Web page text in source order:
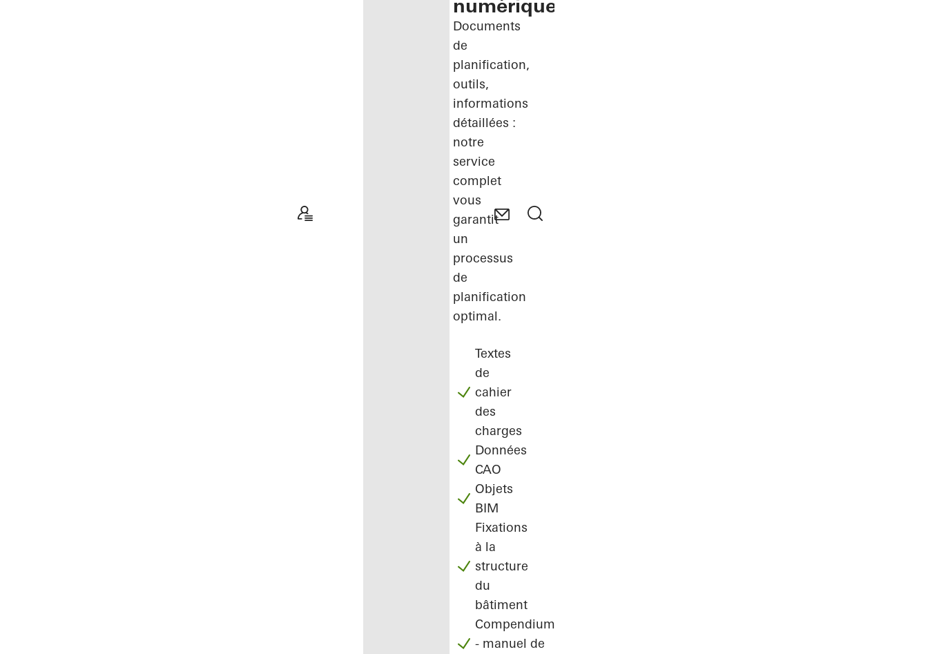
numérique
Documents
de
planification,
outils,
informations
détaillées :
notre
service
complet
vous
garantit
un
processus
de
planification
optimal.
Textes
de
cahier
des
charges
Données
CAO
Objets
BIM
Fixations
à la
structure
du
bâtiment
Compendium
- manuel de